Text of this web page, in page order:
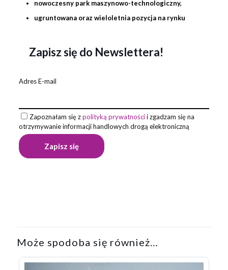
nowoczesny park maszynowo-technologiczny,
ugruntowana oraz wieloletnia pozycja na rynku
Zapisz się do Newslettera!
Adres E-mail
Zapoznałam się zpolityką prywatnościi zgadzam się na
otrzymywanie informacji handlowych drogą elektroniczną
Może spodoba się również…